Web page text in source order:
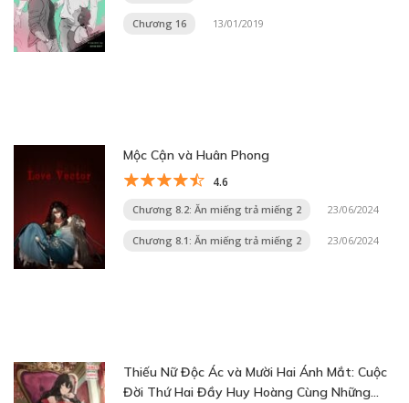
Chương 16 13/01/2019
Mộc Cận và Huân Phong
4.6
Chương 8.2: Ăn miếng trả miếng 2 23/06/2024
Chương 8.1: Ăn miếng trả miếng 2 23/06/2024
Thiếu Nữ Độc Ác và Mười Hai Ánh Mắt: Cuộc
Đời Thứ Hai Đầy Huy Hoàng Cùng Những